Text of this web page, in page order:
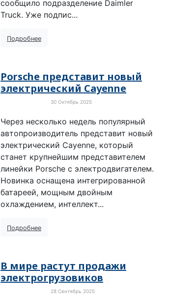
сообщило подразделение Daimler
Truck. Уже подпис...
Подробнее
Porsche представит новый
электрический Cayenne
30 Октябрь 2025
Через несколько недель популярный
автопроизводитель представит новый
электрический Cayenne, который
станет крупнейшим представителем
линейки Porsche с электродвигателем.
Новинка оснащена интегрированной
батареей, мощным двойным
охлаждением, интеллект...
Подробнее
В мире растут продажи
электрогрузовиков
28 Сентябрь 2025